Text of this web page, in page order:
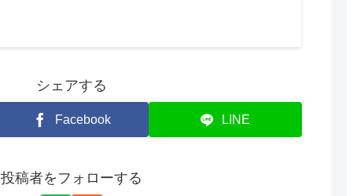
シェアする
Facebook LINE
投稿者をフォローする